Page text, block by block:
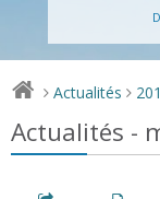
> Actualités >
Actualités -